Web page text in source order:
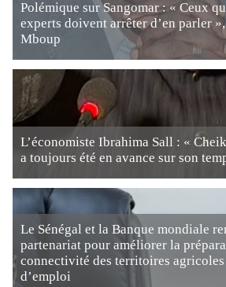
Polémique sur Sangomar : « Ceux
experts doivent arrêter d’en parler
Mboup
L’économiste Ibrahima Sall : «
a toujours été en avance sur son
Le Sénégal et la Banque mondiale
partenariat pour améliorer la
connectivité des territoires
d’emploi